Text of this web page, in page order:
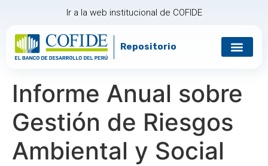
Ir a la web institucional de COFIDE
Repositorio
Informe Anual sobre
Gestión de Riesgos
Ambiental y Social